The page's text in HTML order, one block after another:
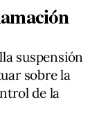
suspensión
sobre la
de la